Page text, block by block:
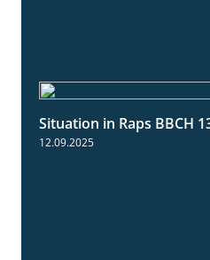
Situation in Raps BBCH
12.09.2025